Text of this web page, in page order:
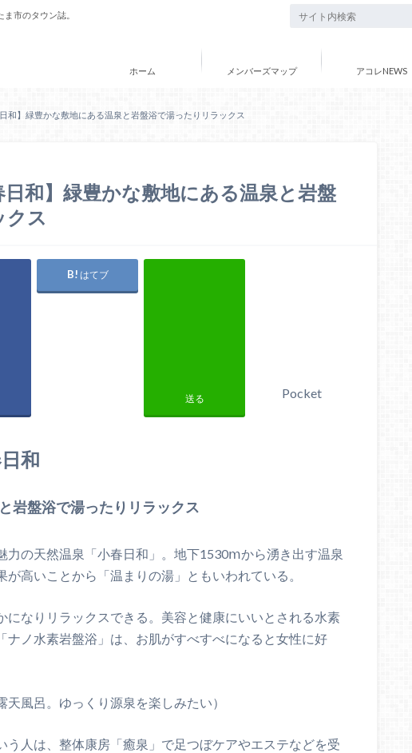
市のタウン誌。
ホーム メンバーズマップ アコレNEWS
和】緑豊かな敷地にある温泉と岩盤浴で湯ったりリラックス
日和】緑豊かな敷地にある温泉と岩盤
クス
はてブ
送る Pocket
和
岩盤浴で湯ったりリラックス
力の天然温泉「小春日和」。地下1530ⅿから湧き出す温泉
高いことから「温まりの湯」ともいわれている。
になりリラックスできる。美容と健康にいいとされる水素
ナノ水素岩盤浴」は、お肌がすべすべになると女性に好
風呂。ゆっくり源泉を楽しみたい）
う人は、整体康房「癒泉」で足つぼケアやエステなどを受